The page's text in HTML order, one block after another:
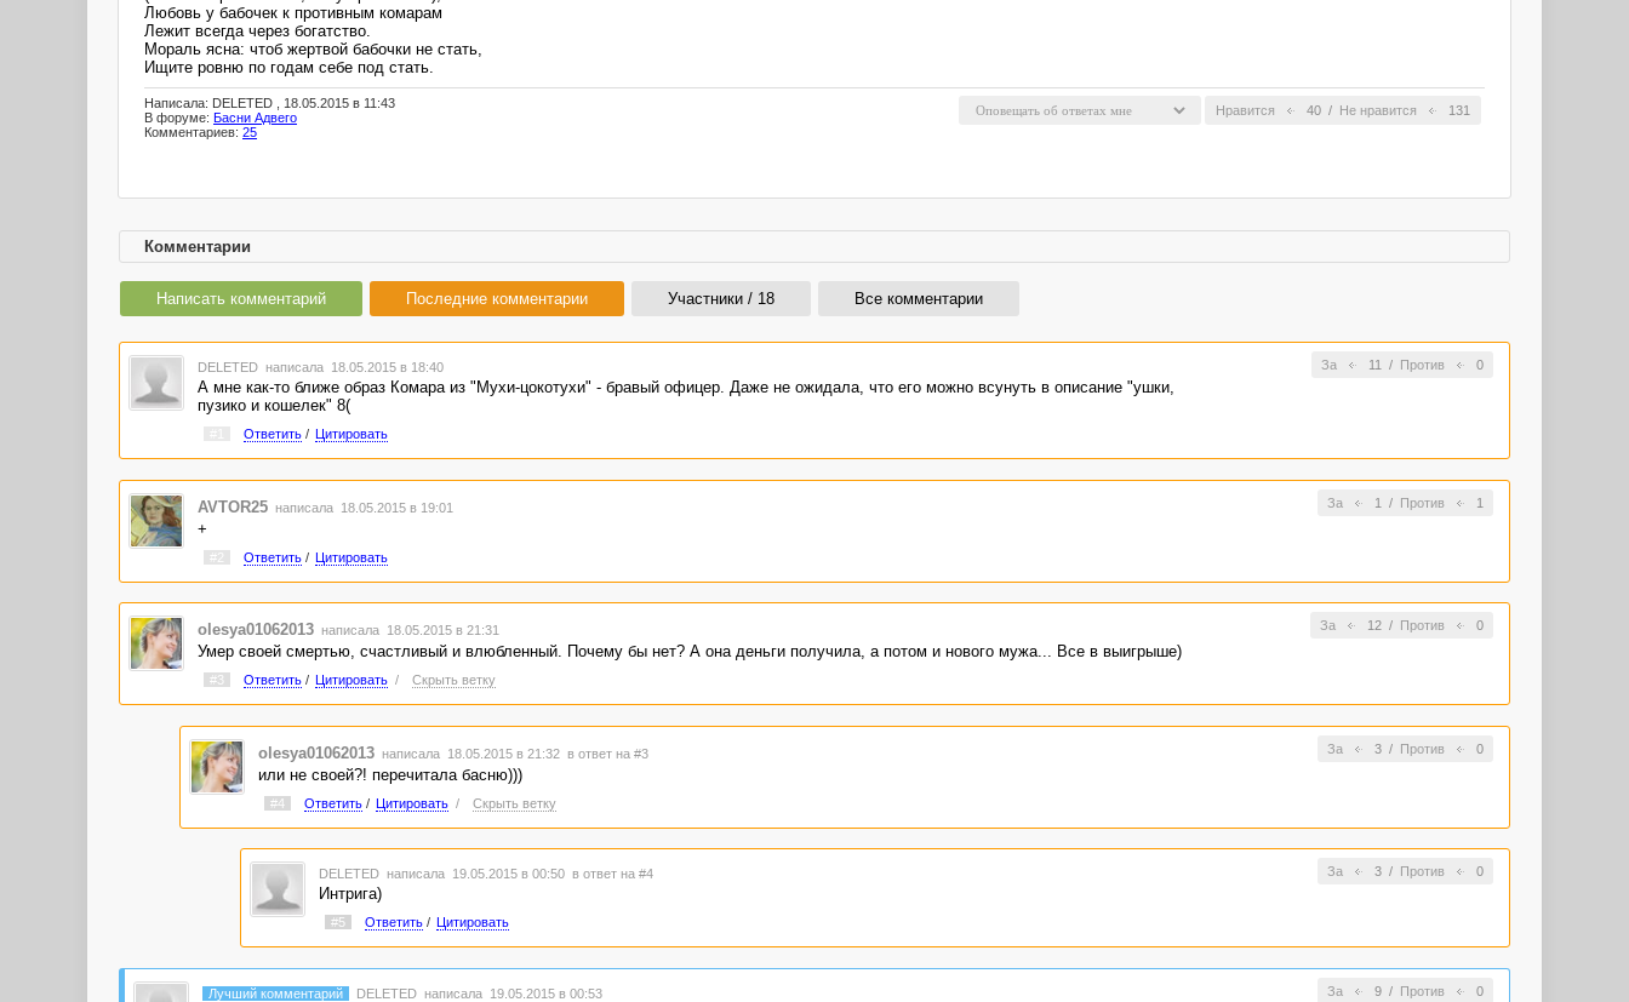
Любовь у бабочек к противным комарам
Лежит всегда через богатство.
Мораль ясна: чтоб жертвой бабочки не стать,
Ищите ровню по годам себе под стать.
Нравится 40 / Не нравится 131
Написала: DELETED , 18.05.2015 в 11:43
В форуме: Басни Адвего
Комментариев: 25
Комментарии
Написать комментарий Последние комментарии Участники / 18 Все комментарии
За 11 / Против 0
DELETED написала 18.05.2015 в 18:40
А мне как-то ближе образ Комара из "Мухи-цокотухи" - бравый офицер. Даже не ожидала, что его можно всунуть в описание "ушки,
пузико и кошелек" 8(
Ответить/ Цитировать
За 1 / Против 1
AVTOR25 написала 18.05.2015 в 19:01
+
#2 Ответить/ Цитировать
За 12/ Против 0
olesya01062013 написала 18.05.2015 в 21:31
Умер своей смертью, счастливый и влюбленный. Почему бы нет? А она деньги получила, а потом и нового мужа... Все в выигрыше)
#3 Ответить/ Цитировать / Скрыть ветку
За 3/ Против 0
olesya01062013 написала 18.05.2015 в 21:32 в ответ на #3
или не своей?! перечитала басню)))
#4 Ответить/ Цитировать / Скрыть ветку
За 3/ Против 0
DELETED написала 19.05.2015 в 00:50 в ответ на #4
Интрига)
#5 Ответить/ Цитировать
За 9/ Против 0
Лучший комментарий DELETED написала 19.05.2015 в 00:53